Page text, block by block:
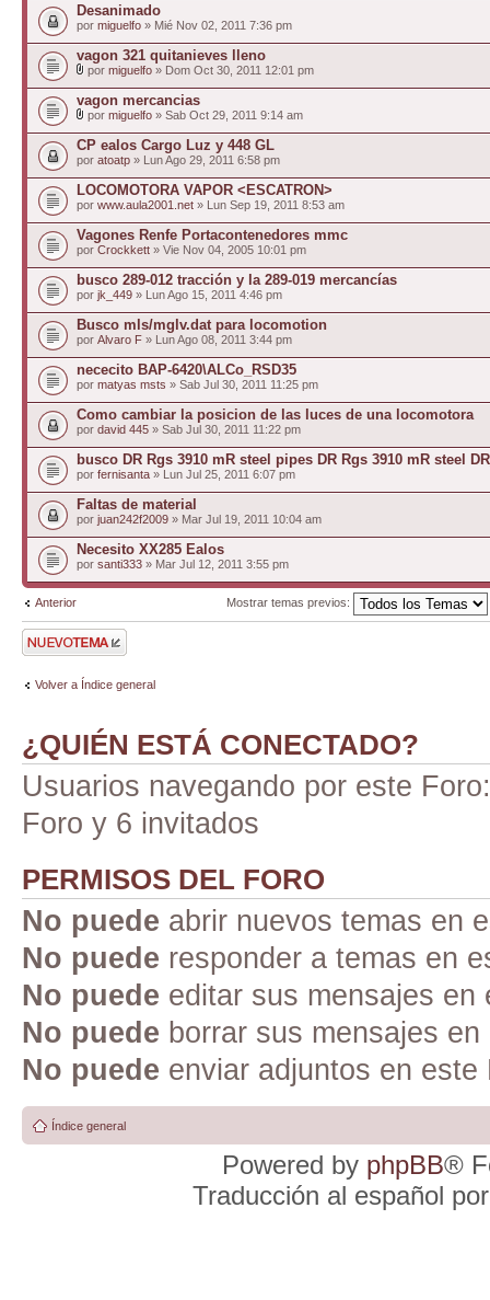
Desanimado
por miguelfo » Mié Nov 02, 2011 7:36 pm
vagon 321 quitanieves lleno
por miguelfo » Dom Oct 30, 2011 12:01 pm
vagon mercancias
por miguelfo » Sab Oct 29, 2011 9:14 am
CP ealos Cargo Luz y 448 GL
por atoatp » Lun Ago 29, 2011 6:58 pm
LOCOMOTORA VAPOR <ESCATRON>
por www.aula2001.net » Lun Sep 19, 2011 8:53 am
Vagones Renfe Portacontenedores mmc
por Crockkett » Vie Nov 04, 2005 10:01 pm
busco 289-012 tracción y la 289-019 mercancías
por jk_449 » Lun Ago 15, 2011 4:46 pm
Busco mls/mglv.dat para locomotion
por Alvaro F » Lun Ago 08, 2011 3:44 pm
nececito BAP-6420\ALCo_RSD35
por matyas msts » Sab Jul 30, 2011 11:25 pm
Como cambiar la posicion de las luces de una locomotora
por david 445 » Sab Jul 30, 2011 11:22 pm
busco DR Rgs 3910 mR steel pipes DR Rgs 3910 mR steel
por fernisanta » Lun Jul 25, 2011 6:07 pm
Faltas de material
por juan242f2009 » Mar Jul 19, 2011 10:04 am
Necesito XX285 Ealos
por santi333 » Mar Jul 12, 2011 3:55 pm
Anterior Mostrar temas previos:
Publicar un nuevo
tema
Volver a Índice general
¿QUIÉN ESTÁ CONECTADO?
Usuarios navegando por este
Foro y 6 invitados
PERMISOS DEL FORO
No puede abrir nuevos temas en
No puede responder a temas en
No puede editar sus mensajes en
No puede borrar sus mensajes
No puede enviar adjuntos en este
Índice general
Powered by phpBB®
Traducción al español